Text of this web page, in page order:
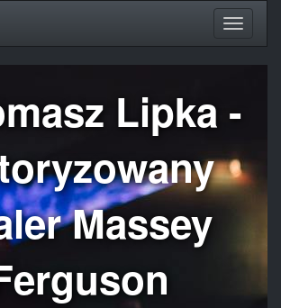
Lipka -
Massey